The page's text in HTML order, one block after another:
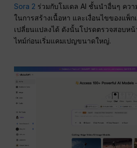
Sora 2 ร่วมกับโมเดล AI ชั้นนำอื่นๆ คว
ในการสร้างเนื้อหา และเงื่อนไขของแพ็ก
เปลี่ยนแปลงได้ ดังนั้นโปรดตรวจสอบห
ไทม์ก่อนเริ่มแคมเปญขนาดใหญ่.